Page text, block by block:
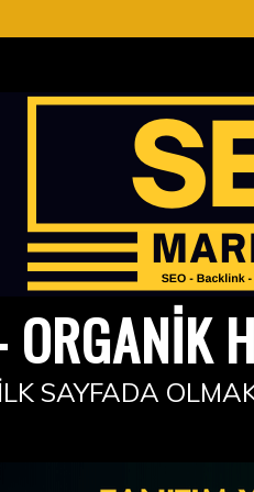
ORGANIK
SAYFADA